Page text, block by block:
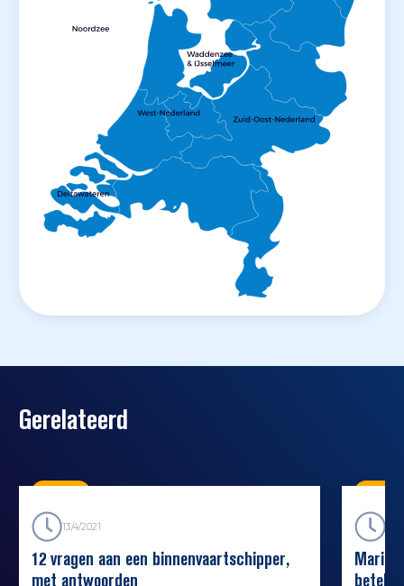
Gerelateerd
13/4/2021
12 vragen aan een binnenvaartschipper,
met antwoorden